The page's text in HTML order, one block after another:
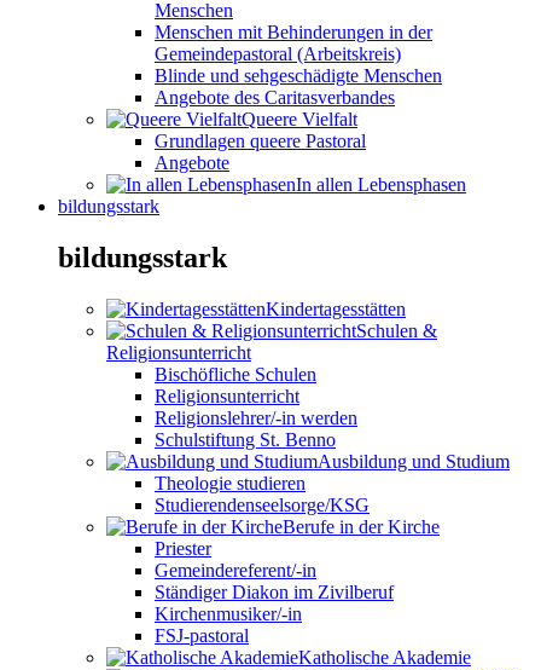
Menschen
Menschen mit Behinderungen in der
Gemeindepastoral (Arbeitskreis)
Blinde und sehgeschädigte Menschen
Angebote des Caritasverbandes
Queere Vielfalt
Grundlagen queere Pastoral
Angebote
In allen Lebensphasen
bildungsstark
bildungsstark
Kindertagesstätten
Schulen &
Religionsunterricht
Bischöfliche Schulen
Religionsunterricht
Religionslehrer/-in werden
Schulstiftung St. Benno
Ausbildung und Studium
Theologie studieren
Studierendenseelsorge/KSG
Berufe in der Kirche
Priester
Gemeindereferent/-in
Ständiger Diakon im Zivilberuf
Kirchenmusiker/-in
FSJ-pastoral
Katholische Akademie